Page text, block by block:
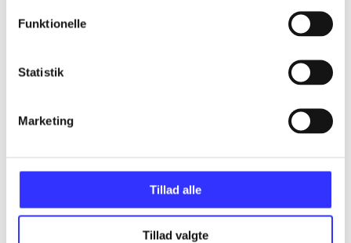
Funktionelle
Statistik
Marketing
Tillad alle
Tillad valgte